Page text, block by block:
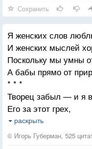
Еще безумней в
Сохранить
Я женских слов
И женских мыслей
Поскольку мы умны
А бабы прямо от
* * *
Творец забыл — и я
Его за этот грех,
Внести в судьбы
Финансовый успех.
раскрыть
© Игорь Губерман, 525